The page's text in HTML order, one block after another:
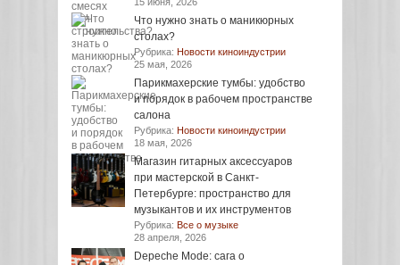
Что нужно знать о маникюрных
столах?
Рубрика: Новости киноиндустрии
25 мая, 2026
Парикмахерские тумбы: удобство
и порядок в рабочем пространстве
салона
Рубрика: Новости киноиндустрии
18 мая, 2026
Магазин гитарных аксессуаров
при мастерской в Санкт-
Петербурге: пространство для
музыкантов и их инструментов
Рубрика: Все о музыке
28 апреля, 2026
Depeche Mode: сага о